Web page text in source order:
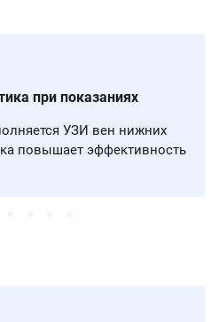
при показаниях
УЗИ вен нижних
повышает эффективность